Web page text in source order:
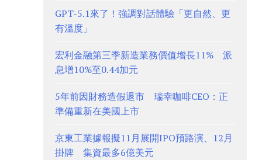
GPT-5.1來了！強調對話體驗「更自然、更
有溫度」
宏利金融第三季新造業務價值增長11% 派
息增10%至0.44加元
5年前因財務造假退市 瑞幸咖啡CEO：正
準備重新在美國上市
京東工業據報擬11月展開IPO預路演、12月
掛牌 集資最多6億美元